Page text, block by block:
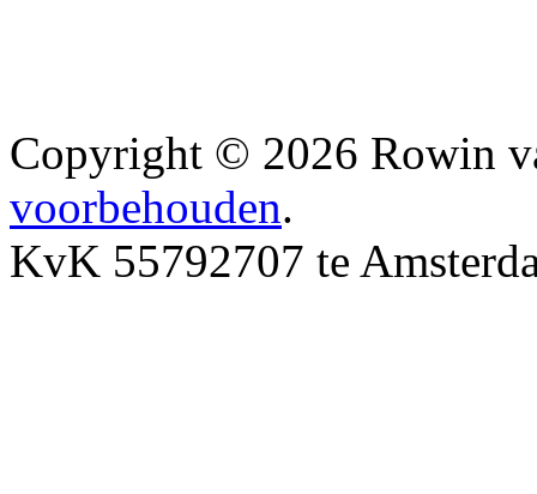
Copyright © 2026 Rowin
voorbehouden.
KvK 55792707 te